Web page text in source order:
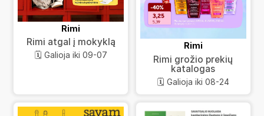
Rimi
Rimi atgal į mokyklą
🗓️ Galioja iki 09-07
Rimi
Rimi grožio prekių
katalogas
🗓️ Galioja iki 08-24